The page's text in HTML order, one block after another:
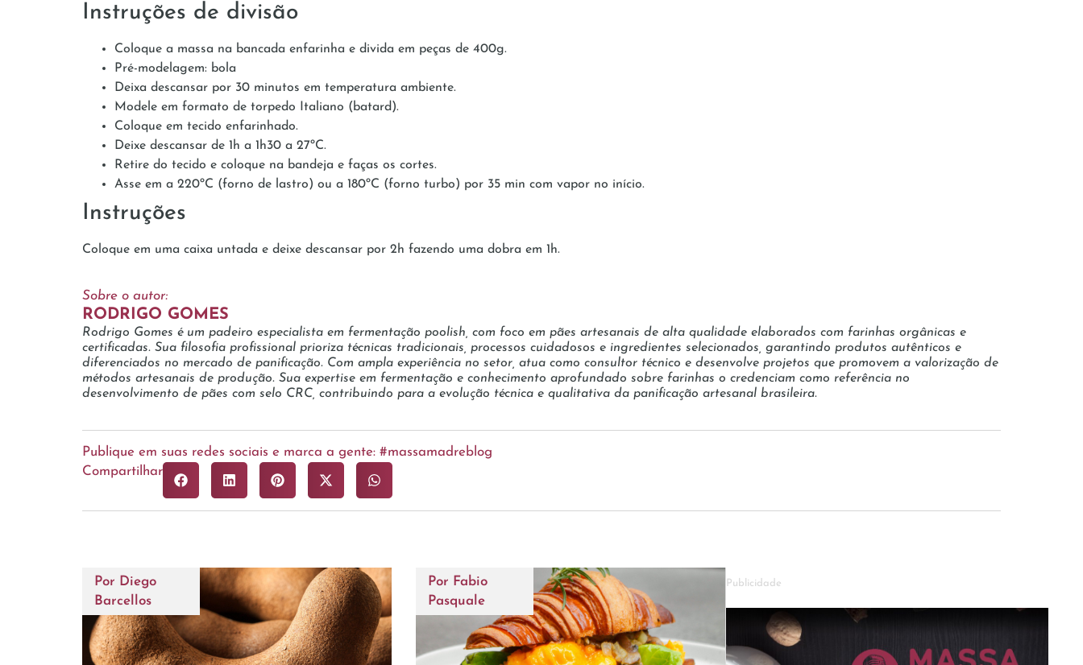
Instruções de divisão
Coloque a massa na bancada enfarinha e divida em peças de 400g.
Pré-modelagem: bola
Deixa descansar por 30 minutos em temperatura ambiente.
Modele em formato de torpedo Italiano (batard).
Coloque em tecido enfarinhado.
Deixe descansar de 1h a 1h30 a 27ºC.
Retire do tecido e coloque na bandeja e faças os cortes.
Asse em a 220ºC (forno de lastro) ou a 180ºC (forno turbo) por 35 min com vapor no início.
Instruções
Coloque em uma caixa untada e deixe descansar por 2h fazendo uma dobra em 1h.
Sobre o autor:
RODRIGO GOMES
Rodrigo Gomes é um padeiro especialista em fermentação poolish, com foco em pães artesanais de alta qualidade elaborados com farinhas orgânicas e
certificadas. Sua filosofia profissional prioriza técnicas tradicionais, processos cuidadosos e ingredientes selecionados, garantindo produtos autênticos e
diferenciados no mercado de panificação. Com ampla experiência no setor, atua como consultor técnico e desenvolve projetos que promovem a valorização de
métodos artesanais de produção. Sua expertise em fermentação e conhecimento aprofundado sobre farinhas o credenciam como referência no
desenvolvimento de pães com selo CRC, contribuindo para a evolução técnica e qualitativa da panificação artesanal brasileira.
Publique em suas redes sociais e marca a gente: #massamadreblog
Compartilhar
Por Diego
Barcellos
Por Fabio
Pasquale
Publicidade